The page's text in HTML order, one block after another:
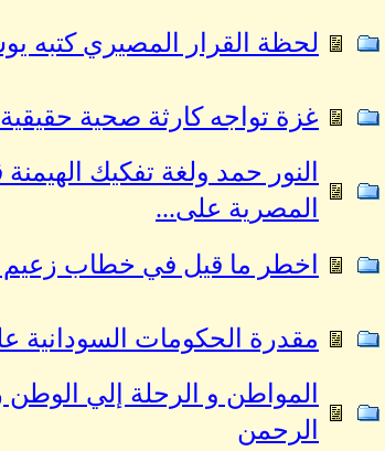
لحظة القرار المصيري كتبه
غزة تواجه كارثة صحية
النور حمد ولغة تفكيك
المصرية على...
اخطر ما قيل في خطاب زعيم
مقدرة الحكومات السودانية
المواطن و الرحلة إلي الوطن
الرحمن